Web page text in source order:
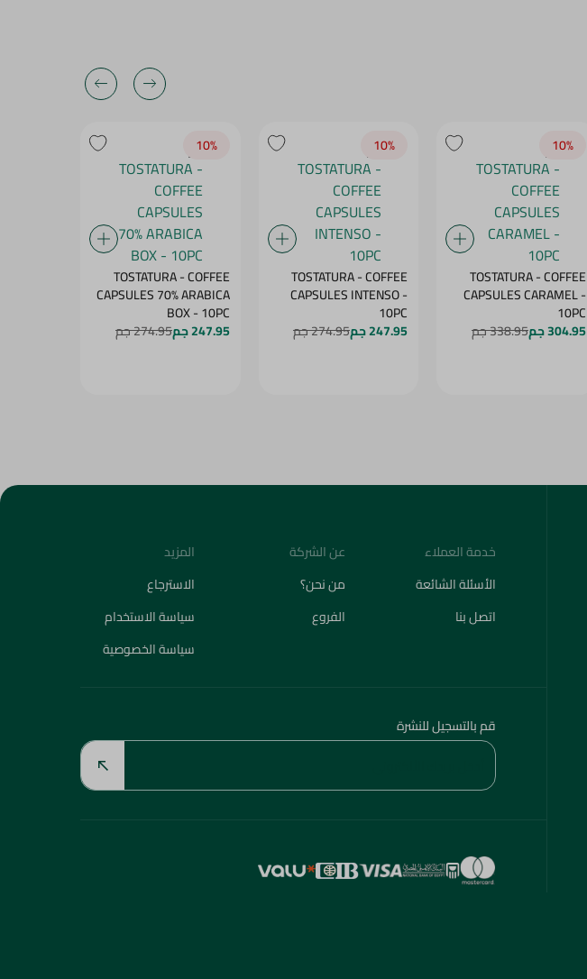
10‎%‎
TOSTATURA - COFFEE
CAPSULES CARAMEL -
10PC
304.95 جم 338.95 جم
10‎%‎
TOSTATURA - COFFEE
CAPSULES INTENSO -
10PC
247.95 جم 274.95 جم
10‎%‎
TOSTATURA - COFFEE
CAPSULES 70% ARABICA
BOX - 10PC
247.95 جم 274.95 جم
خدمة العملاء
الأسئلة الشائعة
اتصل بنا
عن الشركة
من نحن؟
الفروع
المزيد
الاسترجاع
سياسة الاستخدام
سياسة الخصوصية
قم بالتسجيل للنشرة